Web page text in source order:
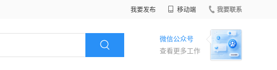
我要发布 移动端 我要联系
微信公众号
查看更多工作